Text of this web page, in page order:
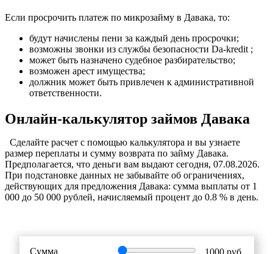
Если просрочить платеж по микрозайму в Давака, то:
будут начислены пени за каждый день просрочки;
возможны звонки из службы безопасности Da-kredit ;
может быть назначено судебное разбирательство;
возможен арест имущества;
должник может быть привлечен к административной
ответственности.
Онлайн-калькулятор займов Давака
Cделайте расчет c помощью калькулятора и вы узнаете
размер переплаты и сумму возврата по займу Давака.
Предполагается, что деньги вам выдают сегодня, 07.08.2026.
При подстановке данных не забывайте об ограничениях,
действующих для предложения Давака: сумма выплаты от 1
000 до 50 000 рублей, начисляемый процент до 0.8 % в день.
Сумма 1000руб.